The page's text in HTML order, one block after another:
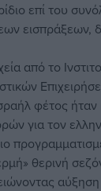
επί του
εισπράξεων,
από το
φέτος
για τον
θερινή